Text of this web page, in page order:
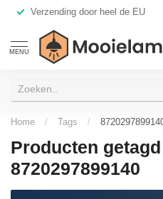
Alleen
MENU
Home / Tags /
Producten
8720297899140